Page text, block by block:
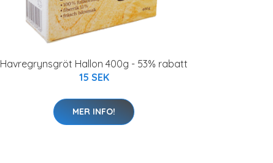
Havregrynsgröt Hallon 400g - 53% rabatt
15 SEK
MER INFO!